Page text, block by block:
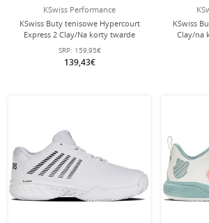
KSwiss Performance
KSwiss Buty tenisowe Hypercourt
Express 2 Clay/Na korty twarde
białe/niebieskie/czerwone męskie
SRP: 159,95€
139,43€
KSwiss
Clay/na